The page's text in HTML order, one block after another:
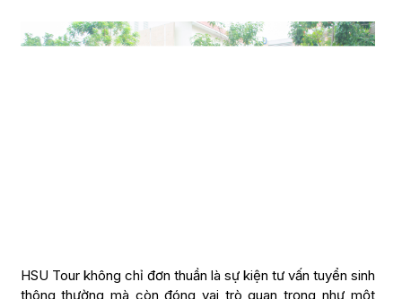
HSU Tour không chỉ đơn thuần là sự kiện tư vấn tuyển sinh
thông thường mà còn đóng vai trò quan trọng như một